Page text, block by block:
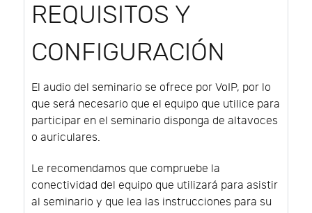
REQUISITOS Y
CONFIGURACIÓN
El audio del seminario se ofrece por VoIP, por lo
que será necesario que el equipo que utilice para
participar en el seminario disponga de altavoces
o auriculares.
Le recomendamos que compruebe la
conectividad del equipo que utilizará para asistir
al seminario y que lea las instrucciones para su